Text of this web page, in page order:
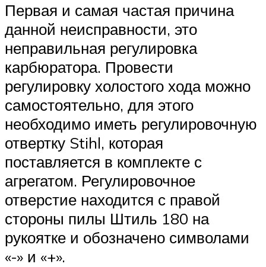
Первая и самая частая причина
данной неисправности, это
неправильная регулировка
карбюратора. Провести
регулировку холостого хода можно
самостоятельно, для этого
необходимо иметь регулировочную
отвертку Stihl, которая
поставляется в комплекте с
агрегатом. Регулировочное
отверстие находится с правой
стороны пилы Штиль 180 на
рукоятке и обозначено символами
«-» и «+».